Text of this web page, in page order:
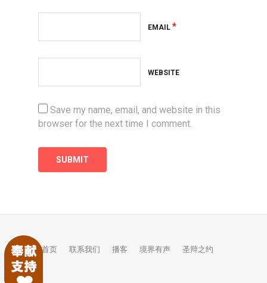
EMAIL *
WEBSITE
Save my name, email, and website in this
browser for the next time I comment.
首页 联系我们 播客 境界有声 圣辩之约